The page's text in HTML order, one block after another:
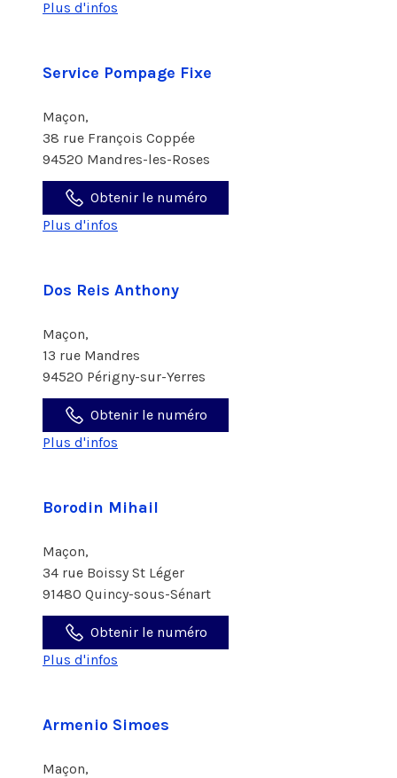
Plus d'infos
Service Pompage Fixe
Maçon,
38 rue François Coppée
94520 Mandres-les-Roses
Obtenir le numéro
Plus d'infos
Dos Reis Anthony
Maçon,
13 rue Mandres
94520 Périgny-sur-Yerres
Obtenir le numéro
Plus d'infos
Borodin Mihail
Maçon,
34 rue Boissy St Léger
91480 Quincy-sous-Sénart
Obtenir le numéro
Plus d'infos
Armenio Simoes
Maçon,